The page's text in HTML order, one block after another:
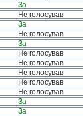
За
Не голосував
За
Не голосував
За
Не голосував
Не голосував
Не голосував
Не голосував
Не голосував
За
За